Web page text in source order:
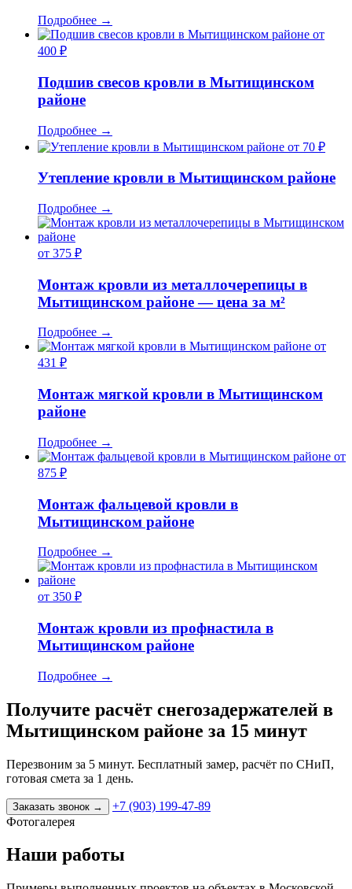
Подробнее →
от
400 ₽
Подшив свесов кровли в Мытищинском
районе
Подробнее →
от 70 ₽
Утепление кровли в Мытищинском районе
Подробнее →
от 375 ₽
Монтаж кровли из металлочерепицы в
Мытищинском районе — цена за м²
Подробнее →
от
431 ₽
Монтаж мягкой кровли в Мытищинском
районе
Подробнее →
от
875 ₽
Монтаж фальцевой кровли в
Мытищинском районе
Подробнее →
от 350 ₽
Монтаж кровли из профнастила в
Мытищинском районе
Подробнее →
Получите расчёт снегозадержателей в
Мытищинском районе за 15 минут
Перезвоним за 5 минут. Бесплатный замер, расчёт по СНиП,
готовая смета за 1 день.
Заказать звонок →
+7 (903) 199-47-89
Фотогалерея
Наши работы